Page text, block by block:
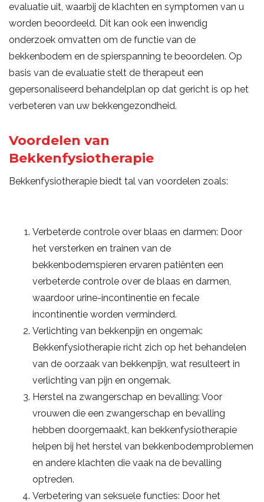
evaluatie uit, waarbij de klachten en symptomen van u
worden beoordeeld. Dit kan ook een inwendig
onderzoek omvatten om de functie van de
bekkenbodem en de spierspanning te beoordelen. Op
basis van de evaluatie stelt de therapeut een
gepersonaliseerd behandelplan op dat gericht is op het
verbeteren van uw bekkengezondheid.
Voordelen van
Bekkenfysiotherapie
Bekkenfysiotherapie biedt tal van voordelen zoals:
Verbeterde controle over blaas en darmen: Door
het versterken en trainen van de
bekkenbodemspieren ervaren patiënten een
verbeterde controle over de blaas en darmen,
waardoor urine-incontinentie en fecale
incontinentie worden verminderd.
Verlichting van bekkenpijn en ongemak:
Bekkenfysiotherapie richt zich op het behandelen
van de oorzaak van bekkenpijn, wat resulteert in
verlichting van pijn en ongemak.
Herstel na zwangerschap en bevalling: Voor
vrouwen die een zwangerschap en bevalling
hebben doorgemaakt, kan bekkenfysiotherapie
helpen bij het herstel van bekkenbodemproblemen
en andere klachten die vaak na de bevalling
optreden.
Verbetering van seksuele functies: Door het